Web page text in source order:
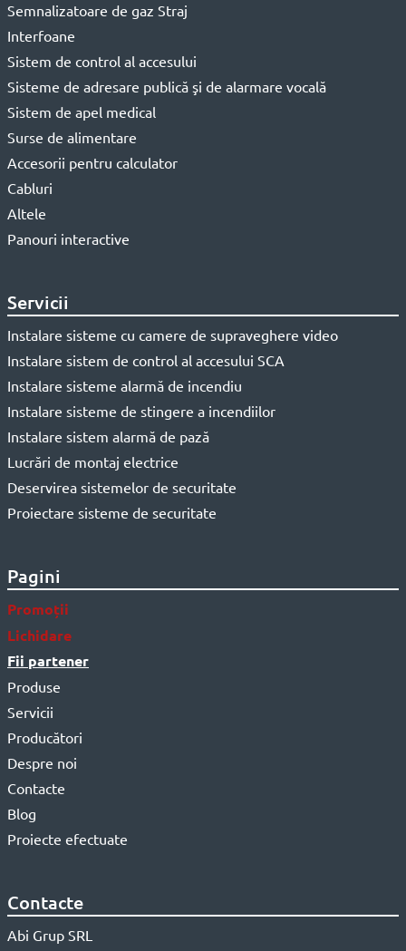
Semnalizatoare de gaz Straj
Interfoane
Sistem de control al accesului
Sisteme de adresare publică şi de alarmare vocală
Sistem de apel medical
Surse de alimentare
Accesorii pentru calculator
Cabluri
Altele
Panouri interactive
Servicii
Instalare sisteme cu camere de supraveghere video
Instalare sistem de control al accesului SCA
Instalare sisteme alarmă de incendiu
Instalare sisteme de stingere a incendiilor
Instalare sistem alarmă de pază
Lucrări de montaj electrice
Deservirea sistemelor de securitate
Proiectare sisteme de securitate
Pagini
Promoții
Lichidare
Fii partener
Produse
Servicii
Producători
Despre noi
Contacte
Blog
Proiecte efectuate
Contacte
Abi Grup SRL